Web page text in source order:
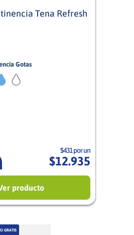
Tena Refresh
Gotas
$431 por un
$12.935
producto
GRATIS